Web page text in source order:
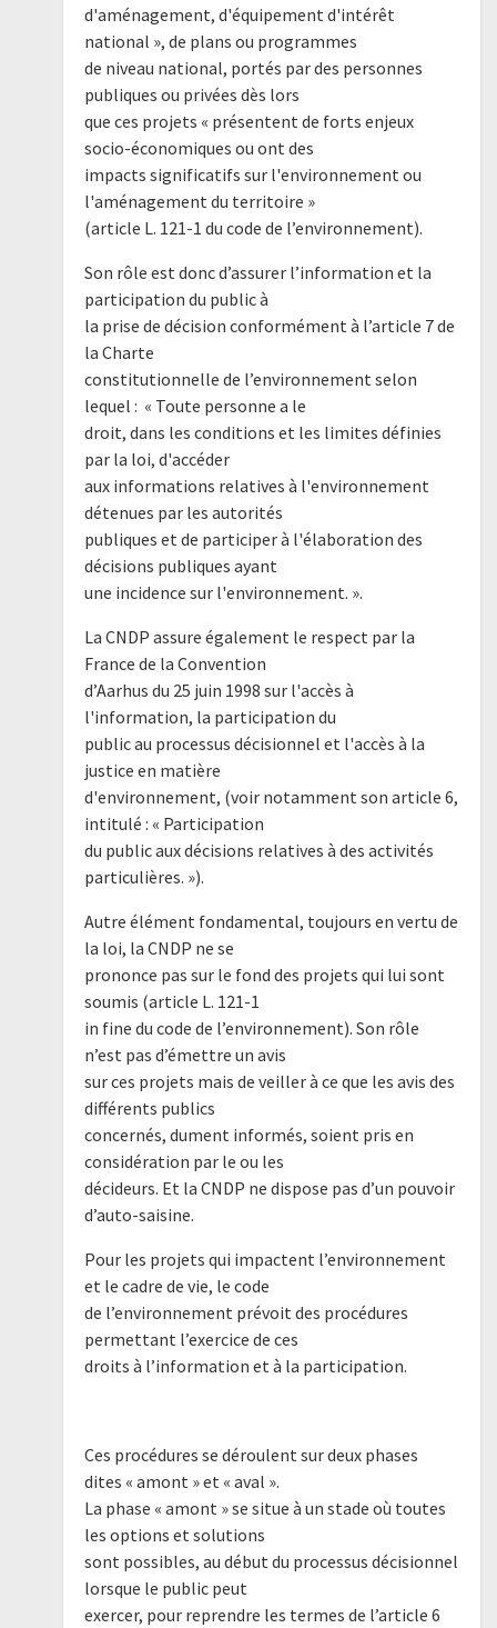
d'aménagement, d'équipement d'intérêt
national », de plans ou programmes
de niveau national, portés par des personnes
publiques ou privées dès lors
que ces projets « présentent de forts enjeux
socio-économiques ou ont des
impacts significatifs sur l'environnement ou
l'aménagement du territoire »
(article L. 121-1 du code de l’environnement).
Son rôle est donc d’assurer l’information et la
participation du public à
la prise de décision conformément à l’article 7 de
la Charte
constitutionnelle de l’environnement selon
lequel : « Toute personne a le
droit, dans les conditions et les limites définies
par la loi, d'accéder
aux informations relatives à l'environnement
détenues par les autorités
publiques et de participer à l'élaboration des
décisions publiques ayant
une incidence sur l'environnement. ».
La CNDP assure également le respect par la
France de la Convention
d’Aarhus du 25 juin 1998 sur l'accès à
l'information, la participation du
public au processus décisionnel et l'accès à la
justice en matière
d'environnement, (voir notamment son article 6,
intitulé : « Participation
du public aux décisions relatives à des activités
particulières. »).
Autre élément fondamental, toujours en vertu de
la loi, la CNDP ne se
prononce pas sur le fond des projets qui lui sont
soumis (article L. 121-1
in fine du code de l’environnement). Son rôle
n’est pas d’émettre un avis
sur ces projets mais de veiller à ce que les avis des
différents publics
concernés, dument informés, soient pris en
considération par le ou les
décideurs. Et la CNDP ne dispose pas d’un pouvoir
d’auto-saisine.
Pour les projets qui impactent l’environnement
et le cadre de vie, le code
de l’environnement prévoit des procédures
permettant l’exercice de ces
droits à l’information et à la participation.
Ces procédures se déroulent sur deux phases
dites « amont » et « aval ».
La phase « amont » se situe à un stade où toutes
les options et solutions
sont possibles, au début du processus décisionnel
lorsque le public peut
exercer, pour reprendre les termes de l’article 6